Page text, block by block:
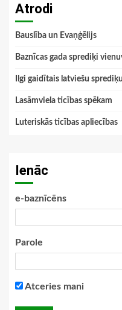
Atrodi
Bauslība un Evaņģēlijs
Baznīcas gada sprediķi
Ilgi gaidītais latviešu
Lasāmviela ticības spēkam
Luteriskās ticības apliecības
Ienāc
e-baznīcēns
Parole
Atceries mani